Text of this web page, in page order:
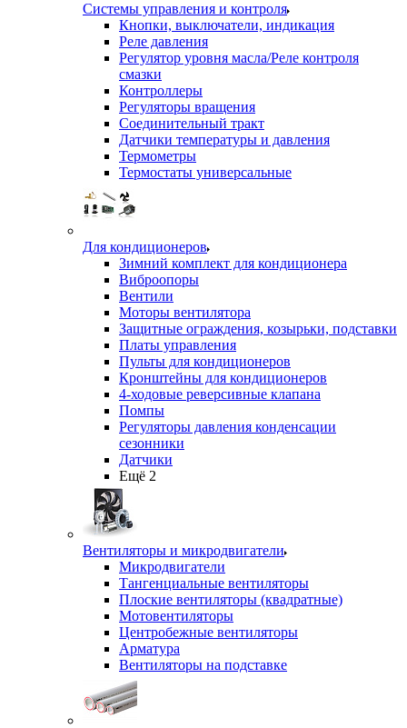
Системы управления и контроля
Кнопки, выключатели, индикация
Реле давления
Регулятор уровня масла/Реле контроля
смазки
Контроллеры
Регуляторы вращения
Соединительный тракт
Датчики температуры и давления
Термометры
Термостаты универсальные
Для кондиционеров
Зимний комплект для кондиционера
Виброопоры
Вентили
Моторы вентилятора
Защитные ограждения, козырьки, подставки
Платы управления
Пульты для кондиционеров
Кронштейны для кондиционеров
4-ходовые реверсивные клапана
Помпы
Регуляторы давления конденсации
сезонники
Датчики
Ещё 2
Вентиляторы и микродвигатели
Микродвигатели
Тангенциальные вентиляторы
Плоские вентиляторы (квадратные)
Мотовентиляторы
Центробежные вентиляторы
Арматура
Вентиляторы на подставке